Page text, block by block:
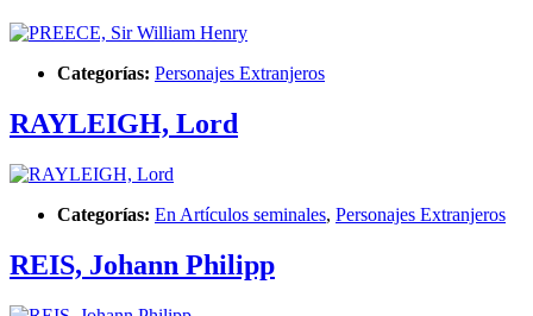
Categorías: Personajes Extranjeros
RAYLEIGH, Lord
Categorías: En Artículos seminales, Personajes Extranjeros
REIS, Johann Philipp